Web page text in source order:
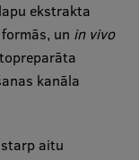
ekstrakta
un in vivo
kanāla
aitu